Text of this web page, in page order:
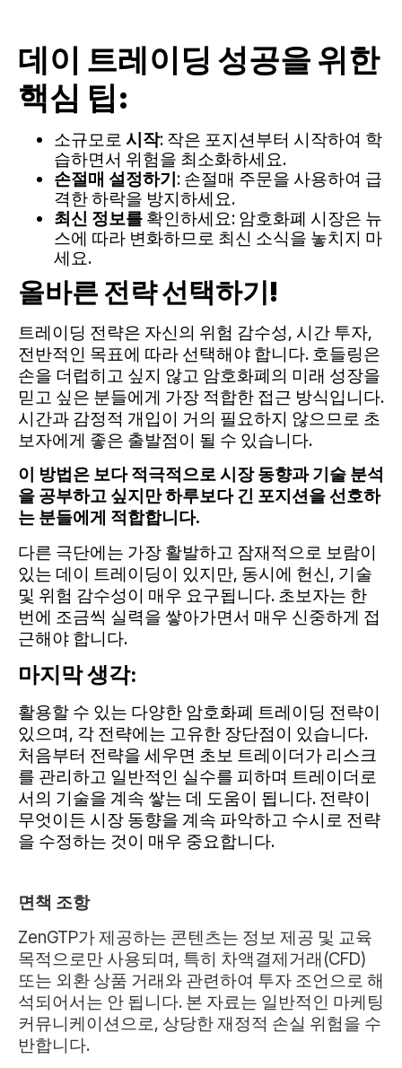
데이 트레이딩 성공을 위한
핵심 팁:
소규모로 시작: 작은 포지션부터 시작하여 학
습하면서 위험을 최소화하세요.
손절매 설정하기 : 손절매 주문을 사용하여 급
격한 하락을 방지하세요.
최신 정보를 확인하세요: 암호화폐 시장은 뉴
스에 따라 변화하므로 최신 소식을 놓치지 마
세요.
올바른 전략 선택하기!
트레이딩 전략은 자신의 위험 감수성, 시간 투자,
전반적인 목표에 따라 선택해야 합니다. 호들링은
손을 더럽히고 싶지 않고 암호화폐의 미래 성장을
믿고 싶은 분들에게 가장 적합한 접근 방식입니다.
시간과 감정적 개입이 거의 필요하지 않으므로 초
보자에게 좋은 출발점이 될 수 있습니다.
이 방법은 보다 적극적으로 시장 동향과 기술 분석
을 공부하고 싶지만 하루보다 긴 포지션을 선호하
는 분들에게 적합합니다.
다른 극단에는 가장 활발하고 잠재적으로 보람이
있는 데이 트레이딩이 있지만, 동시에 헌신, 기술
및 위험 감수성이 매우 요구됩니다. 초보자는 한
번에 조금씩 실력을 쌓아가면서 매우 신중하게 접
근해야 합니다.
마지막 생각:
활용할 수 있는 다양한 암호화폐 트레이딩 전략이
있으며, 각 전략에는 고유한 장단점이 있습니다.
처음부터 전략을 세우면 초보 트레이더가 리스크
를 관리하고 일반적인 실수를 피하며 트레이더로
서의 기술을 계속 쌓는 데 도움이 됩니다. 전략이
무엇이든 시장 동향을 계속 파악하고 수시로 전략
을 수정하는 것이 매우 중요합니다.
면책 조항
ZenGTP가 제공하는 콘텐츠는 정보 제공 및 교육
목적으로만 사용되며, 특히 차액결제거래(CFD)
또는 외환 상품 거래와 관련하여 투자 조언으로 해
석되어서는 안 됩니다. 본 자료는 일반적인 마케팅
커뮤니케이션으로, 상당한 재정적 손실 위험을 수
반합니다.